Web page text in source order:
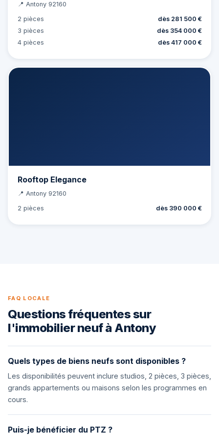
📍 Antony 92160
2 pièces
dès 281 500 €
3 pièces
dès 354 000 €
4 pièces
dès 417 000 €
Rooftop Elegance
📍 Antony 92160
2 pièces
dès 390 000 €
FAQ LOCALE
Questions fréquentes sur
l'immobilier neuf à Antony
Quels types de biens neufs sont disponibles ?
Les disponibilités peuvent inclure studios, 2 pièces, 3 pièces,
grands appartements ou maisons selon les programmes en
cours.
Puis-je bénéficier du PTZ ?